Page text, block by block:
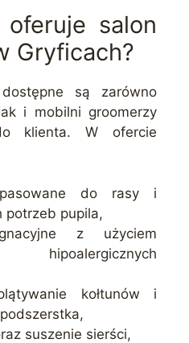
oferuje salon
Gryficach?
są zarówno
i mobilni groomerzy
klienta. W ofercie
do rasy i
potrzeb pupila,
z użyciem
hipoalergicznych
kołtunów i
suszenie sierści,